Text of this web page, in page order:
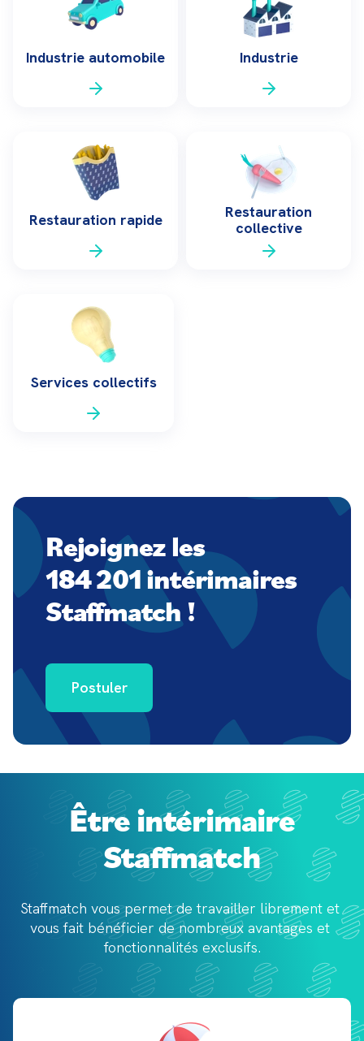
Industrie automobile Industrie
Restauration rapide
Restauration
collective
Services collectifs
Rejoignez les
184 201 intérimaires
Staffmatch !
Postuler
Être intérimaire
Staffmatch
Staffmatch vous permet de travailler librement et
vous fait bénéficier de nombreux avantages et
fonctionnalités exclusifs.